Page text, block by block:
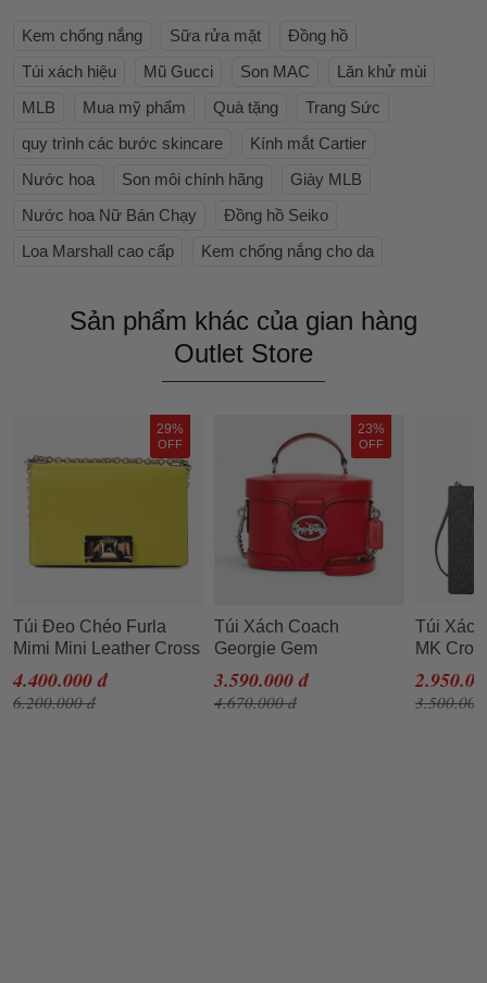
Kem chống nắng Sữa rửa mặt
Đồng hồ
Túi xách hiệu
Mũ Gucci Son MAC
Lăn khử mùi
MLB
Mua mỹ phẩm Quà tặng
Trang Sức
quy trình các bước skincare
Kính mắt Cartier
Nước hoa
Son môi chính hãng
Giày MLB
Nước hoa Nữ Bán Chạy
Đồng hồ Seiko
Loa Marshall cao cấp
Kem chống nắng cho da
Sản phẩm khác của gian hàng
Outlet Store
29%
OFF
Túi Đeo Chéo Furla
Mimi Mini Leather Cross
Body Bag DNV Lime
Jade Màu Vàng
4.400.000 đ
6.200.000 đ
23%
OFF
Túi Xách Coach
Georgie Gem
Crossbody Red Pebble
Leather Shoulder Purse
5503 Màu Đỏ
3.590.000 đ
4.670.000 đ
Túi
MK
Medium